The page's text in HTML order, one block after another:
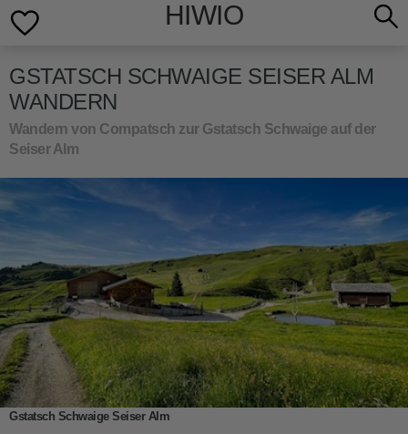
HIWIO
GSTATSCH SCHWAIGE SEISER ALM
WANDERN
Wandern von Compatsch zur Gstatsch Schwaige auf der
Seiser Alm
Gstatsch Schwaige Seiser Alm